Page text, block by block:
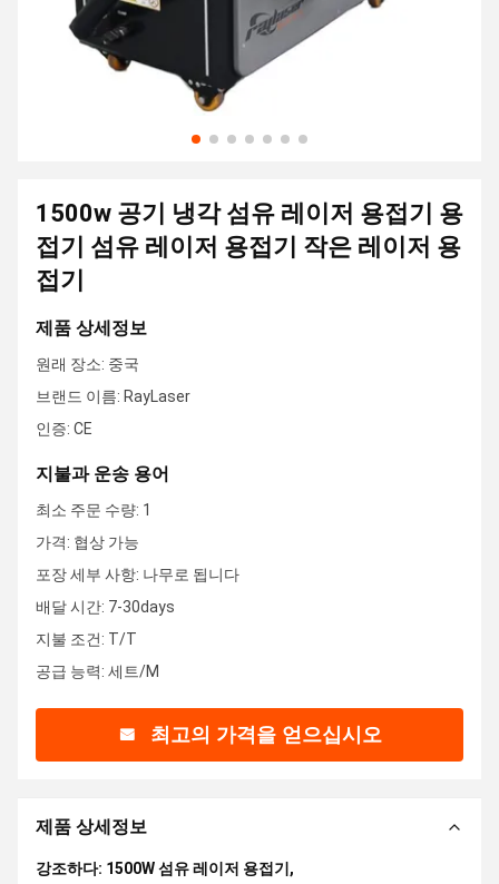
1500w 공기 냉각 섬유 레이저 용접기 용
접기 섬유 레이저 용접기 작은 레이저 용
접기
제품 상세정보
원래 장소: 중국
브랜드 이름: RayLaser
인증: CE
지불과 운송 용어
최소 주문 수량: 1
가격: 협상 가능
포장 세부 사항: 나무로 됩니다
배달 시간: 7-30days
지불 조건: T/T
공급 능력: 세트/M
최고의 가격을 얻으십시오
제품 상세정보
강조하다: 1500W 섬유 레이저 용접기 ,